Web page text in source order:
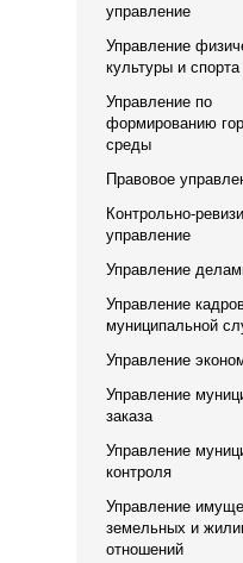
управление
Управление
культуры и спорта
Управление по
формированию
среды
Правовое
Контрольно-
управление
Управление
Управление
муниципальной
Управление
Управление
заказа
Управление
контроля
Управление
земельных и
отношений